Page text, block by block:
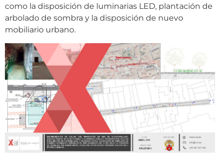
como la disposición de luminarias LED, plantación de
arbolado de sombra y la disposición de nuevo
mobiliario urbano.